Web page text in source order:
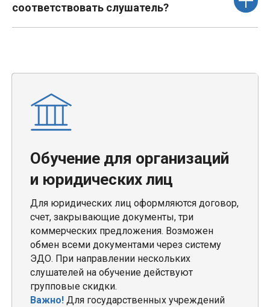
соответствовать слушатель?
Обучение для организаций
и юридических лиц
Для юридических лиц оформляются договор,
счет, закрывающие документы, три
коммерческих предложения. Возможен
обмен всеми документами через систему
ЭДО. При направлении нескольких
слушателей на обучение действуют
групповые скидки.
Важно! Для государственных учреждений